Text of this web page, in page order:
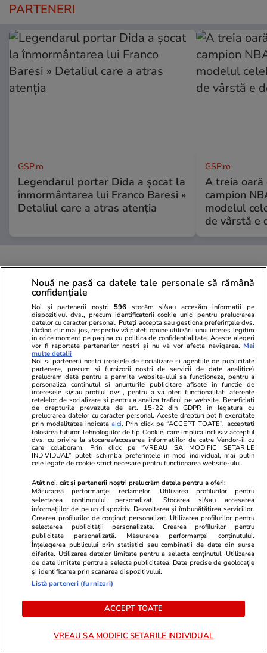
PARTENERI
GSP.ro
Legendarul portar Dida a șocat la
înmormântarea lui Franco Baresi »
Detaliul care a atras atenția
GSP.ro
A treia oară
campion
modelul
de vârstă e
PARTENERI
Mediafax.ro
Schema „văduvelor negre” din
StirileKanalD.ro
UPDATE Zi
Nouă ne pasă ca datele tale personale să rămână
confidențiale
Noi și partenerii noștri 596 stocăm și/sau accesăm informații pe
dispozitivul dvs., precum identificatorii cookie unici pentru prelucrarea
datelor cu caracter personal. Puteți accepta sau gestiona preferințele dvs.
făcând clic mai jos, respectiv vă puteți opune utilizării unui interes legitim
în orice moment pe pagina cu politica de confidențialitate. Aceste alegeri
vor fi raportate partenerilor noștri și nu vă vor afecta navigarea. Mai
multe detalii
Noi si partenerii nostri (retelele de socializare si agentiile de publicitate
partenere, precum si furnizorii nostri de servicii de date analitice)
prelucram date pentru a permite website-ului sa functioneze, pentru a
personaliza continutul si anunturile publicitare afisate in functie de
interesele si/sau profilul dvs., pentru a va oferi functionalitati aferente
retelelor de socializare si pentru a analiza traficul pe website. Beneficiati
de drepturile prevazute de art. 15-22 din GDPR in legatura cu
prelucrarea datelor cu caracter personal. Aceste drepturi pot fi exercitate
prin modalitatea indicataaici. Prin click pe “ACCEPT TOATE”, acceptati
folosirea tuturor Tehnologiilor de tip Cookie, care implica inclusiv acceptul
dvs. cu privire la stocarea/accesarea informatiilor de catre Vendor-ii cu
care colaboram. Prin click pe “VREAU SA MODIFIC SETARILE
INDIVIDUAL” puteti schimba preferintele in mod individual, mai putin
cele legate de cookie strict necesare pentru functionarea website-ului.
Atât noi, cât și partenerii noștri prelucrăm datele pentru a oferi:
Măsurarea performanței reclamelor. Utilizarea profilurilor pentru
selectarea conținutului personalizat. Stocarea și/sau accesarea
informațiilor de pe un dispozitiv. Dezvoltarea și îmbunătățirea serviciilor.
Crearea profilurilor de conținut personalizat. Utilizarea profilurilor pentru
selectarea publicității personalizate. Crearea profilurilor pentru
publicitate personalizată. Măsurarea performanței conținutului.
Înțelegerea publicului prin statistici sau combinații de date din surse
diferite. Utilizarea datelor limitate pentru a selecta conținutul. Utilizarea
de date limitate pentru a selecta publicitatea. Date precise de geolocație
și identificarea prin scanarea dispozitivului.
Listă parteneri (furnizori)
ACCEPT TOATE
VREAU SA MODIFIC SETARILE INDIVIDUAL